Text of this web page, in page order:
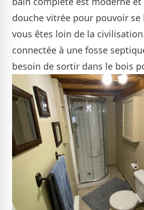
douche vitrée pour pouvoir se
vous êtes loin de la
connectée à une fosse
besoin de sortir dans le bois